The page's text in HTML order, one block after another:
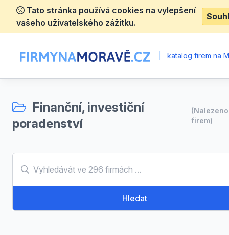
Tato stránka používá cookies na vylepšení
vašeho uživatelského zážitku.
katalog firem na
Finanční, investiční
poradenství
firem)
Hledat